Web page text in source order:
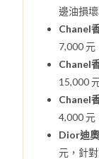
邊油損
Chanel
7,000 元
Chanel
15,000
Chanel
4,000 元
Dior迪
元，針